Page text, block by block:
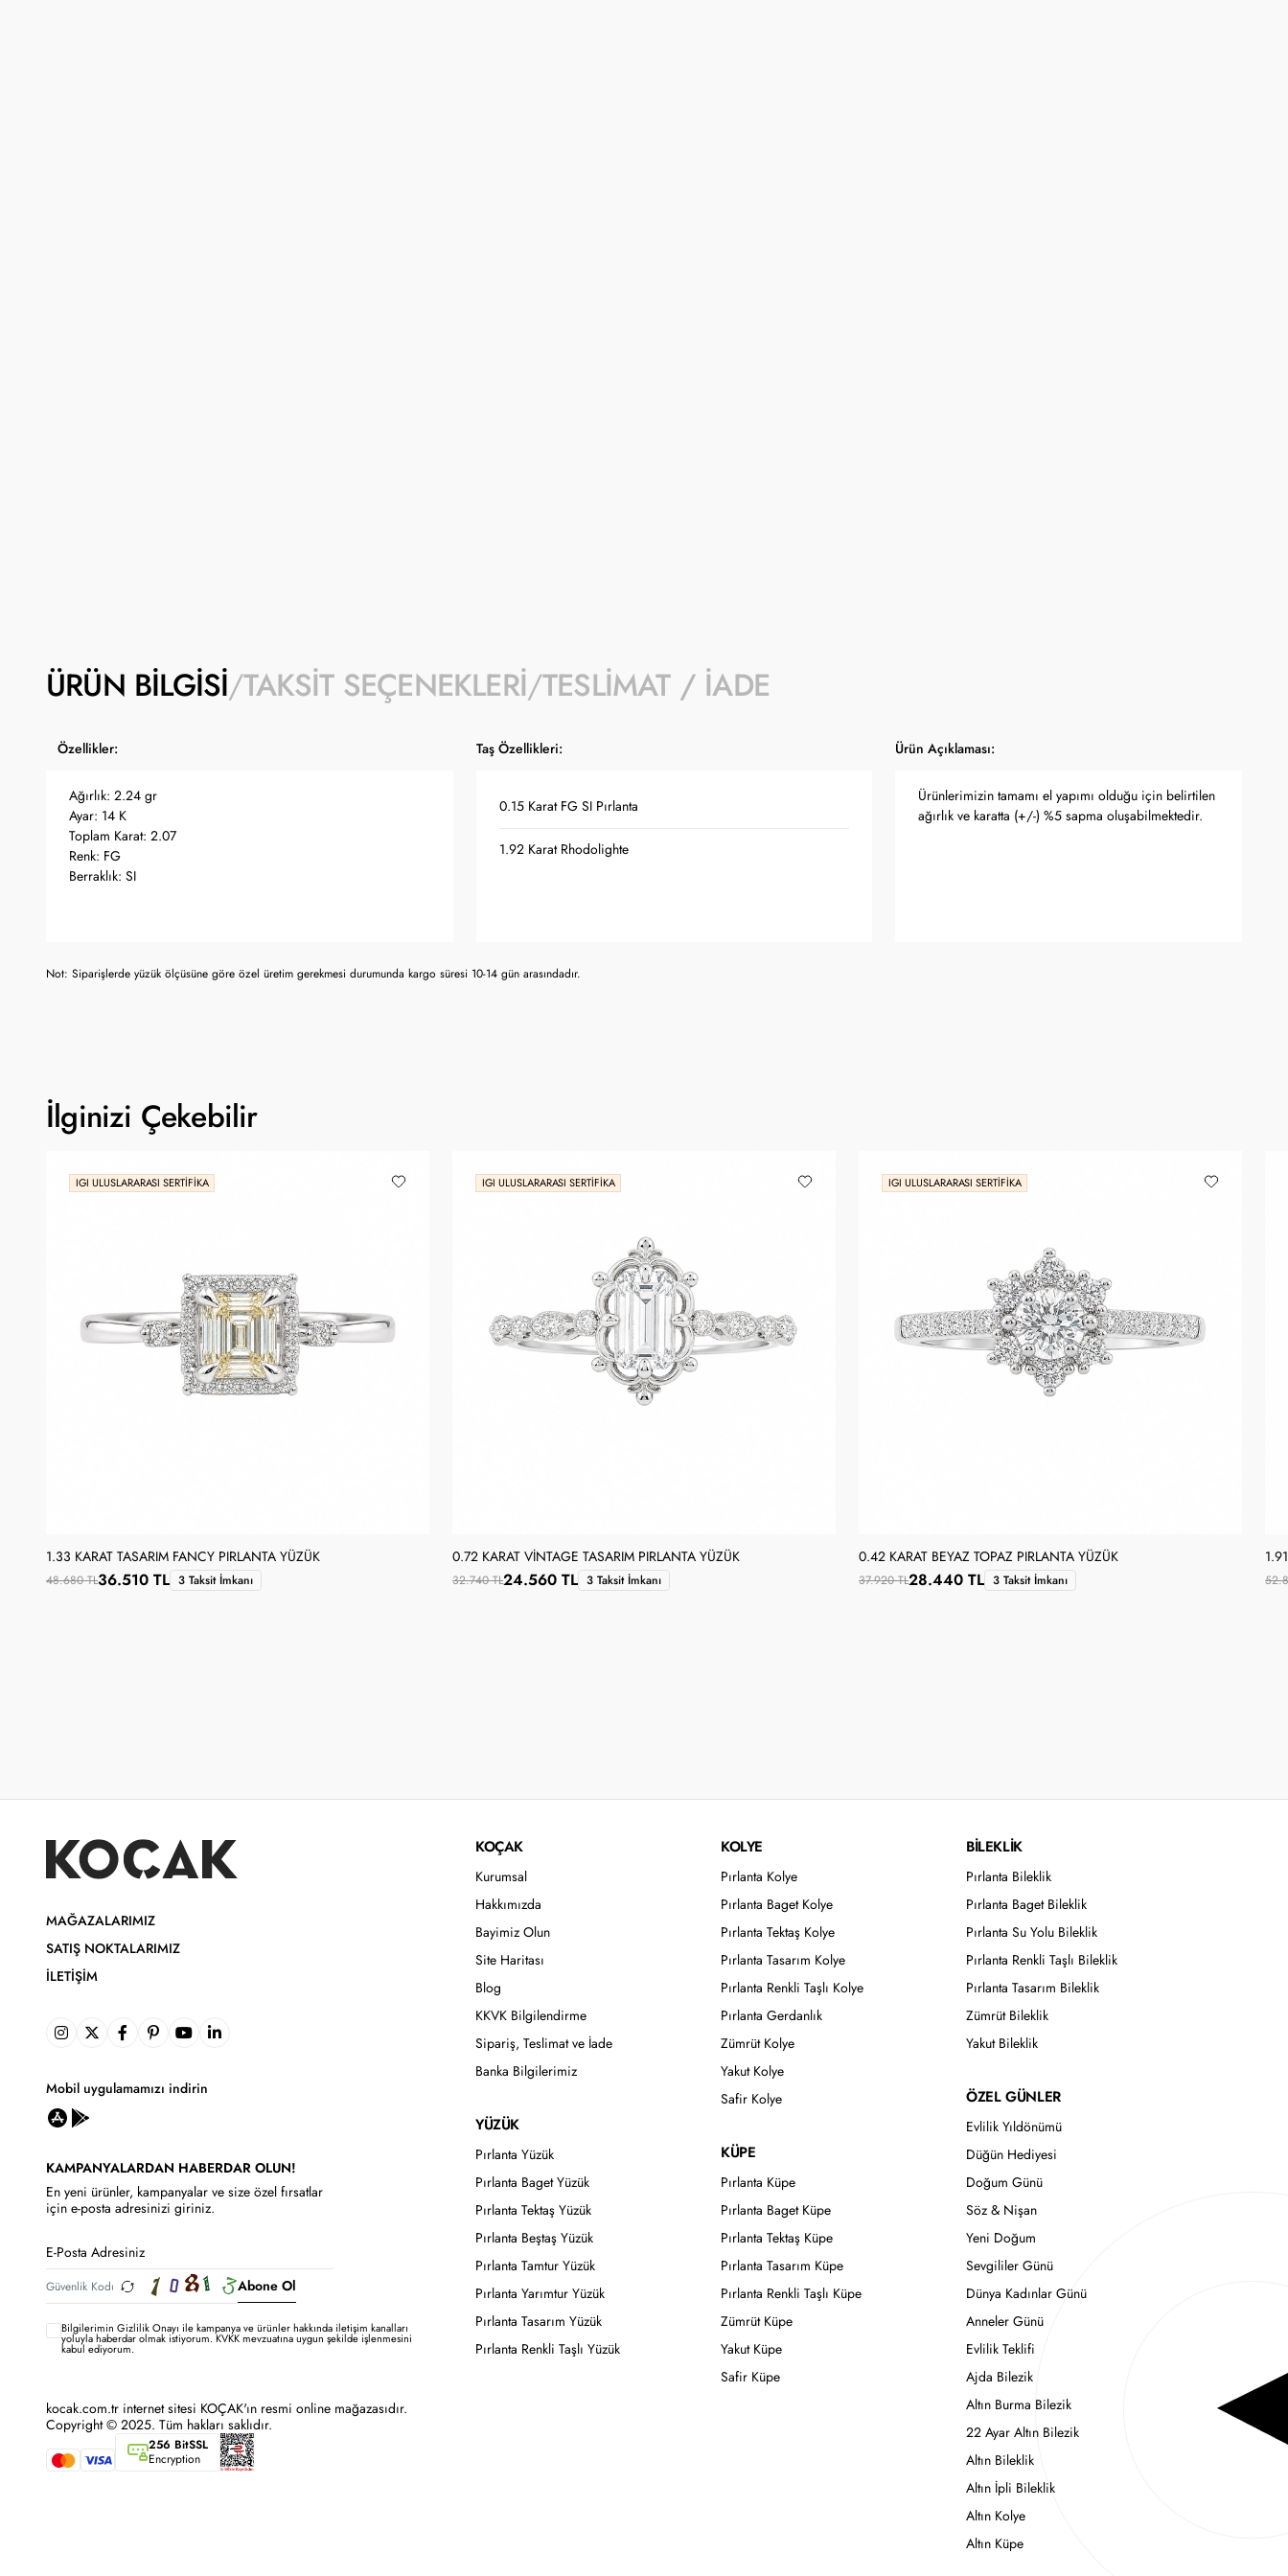
ÜRÜN BILGISI TAKSIT SEÇENEKLERI TESLIMAT / İADE
Özellikler: Taş Özellikleri: Ürün Açıklaması:
Ağırlık: 2.24 gr
Ayar: 14 K
Toplam Karat: 2.07
Renk: FG
Berraklık: SI
0.15 Karat FG SI Pırlanta
1.92 Karat Rhodolighte
Ürünlerimizin tamamı el yapımı olduğu için belirtilen
ağırlık ve karatta (+/-) %5 sapma oluşabilmektedir.
Not: Siparişlerde yüzük ölçüsüne göre özel üretim gerekmesi durumunda kargo süresi 10-14 gün arasındadır.
İlginizi Çekebilir
IGI ULUSLARARASI SERTIFIKA
1.33 KARAT TASARIM FANCY PIRLANTA YÜZÜK
48.680 TL36.510 TL 3 Taksit İmkanı
IGI ULUSLARARASI SERTIFIKA
0.72 KARAT VINTAGE TASARIM PIRLANTA YÜZÜK
32.740 TL24.560 TL 3 Taksit İmkanı
IGI ULUSLARARASI SERTIFIKA
0.42 KARAT BEYAZ TOPAZ PIRLANTA YÜZÜK
37.920 TL28.440 TL 3 Taksit İmkanı
MAĞAZALARIMIZ
SATIŞ NOKTALARIMIZ
İLETIŞIM
Mobil uygulamamızı indirin
KAMPANYALARDAN HABERDAR OLUN!
En yeni ürünler, kampanyalar ve size özel fırsatlar
için e-posta adresinizi giriniz.
Abone Ol
Bilgilerimin Gizlilik Onayı ile kampanya ve ürünler hakkında iletişim kanalları
yoluyla haberdar olmak istiyorum.KVKK mevzuatına uygun şekilde işlenmesini
kabul ediyorum.
kocak.com.tr internet sitesi KOÇAK'ın resmi online mağazasıdır.
Copyright © 2025. Tüm hakları saklıdır.
256 BitSSL
Encryption
KOÇAK
Kurumsal
Hakkımızda
Bayimiz Olun
Site Haritası
Blog
KKVK Bilgilendirme
Sipariş, Teslimat ve İade
Banka Bilgilerimiz
YÜZÜK
Pırlanta Yüzük
Pırlanta Baget Yüzük
Pırlanta Tektaş Yüzük
Pırlanta Beştaş Yüzük
Pırlanta Tamtur Yüzük
Pırlanta Yarımtur Yüzük
Pırlanta Tasarım Yüzük
Pırlanta Renkli Taşlı Yüzük
KOLYE
Pırlanta Kolye
Pırlanta Baget Kolye
Pırlanta Tektaş Kolye
Pırlanta Tasarım Kolye
Pırlanta Renkli Taşlı Kolye
Pırlanta Gerdanlık
Zümrüt Kolye
Yakut Kolye
Safir Kolye
KÜPE
Pırlanta Küpe
Pırlanta Baget Küpe
Pırlanta Tektaş Küpe
Pırlanta Tasarım Küpe
Pırlanta Renkli Taşlı Küpe
Zümrüt Küpe
Yakut Küpe
Safir Küpe
BİLEKLİK
Pırlanta Bileklik
Pırlanta Baget Bileklik
Pırlanta Su Yolu Bileklik
Pırlanta Renkli Taşlı Bileklik
Pırlanta Tasarım Bileklik
Zümrüt Bileklik
Yakut Bileklik
ÖZEL GÜNLER
Evlilik Yıldönümü
Düğün Hediyesi
Doğum Günü
Söz & Nişan
Yeni Doğum
Sevgililer Günü
Dünya Kadınlar Günü
Anneler Günü
Evlilik Teklifi
Ajda Bilezik
Altın Burma Bilezik
22 Ayar Altın Bilezik
Altın Bileklik
Altın İpli Bileklik
Altın Kolye
Altın Küpe